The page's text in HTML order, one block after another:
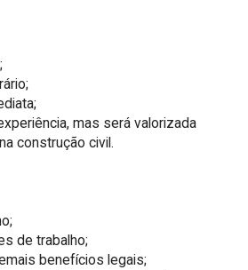
mas será valorizada
construção civil.
de trabalho;
benefícios legais;